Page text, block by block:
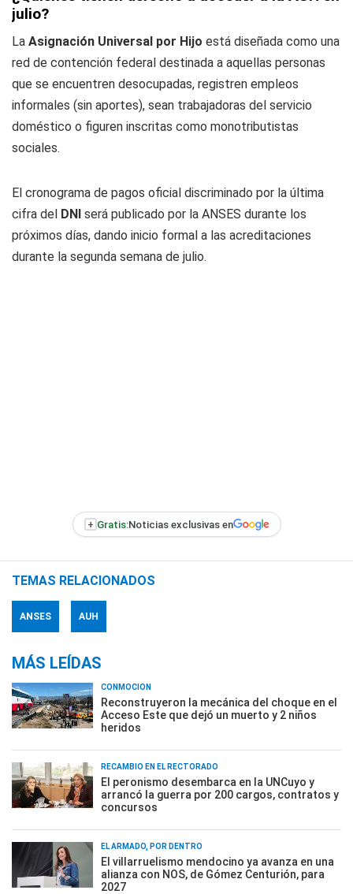
julio?
La Asignación Universal por Hijo está diseñada como una
red de contención federal destinada a aquellas personas
que se encuentren desocupadas, registren empleos
informales (sin aportes), sean trabajadoras del servicio
doméstico o figuren inscritas como monotributistas
sociales.
El cronograma de pagos oficial discriminado por la última
cifra del DNI será publicado por la ANSES durante los
próximos días, dando inicio formal a las acreditaciones
durante la segunda semana de julio.
+ Gratis:Noticias exclusivas en
TEMAS RELACIONADOS
ANSES AUH
MÁS LEÍDAS
CONMOCIÓN
Reconstruyeron la mecánica del choque en el
Acceso Este que dejó un muerto y 2 niños
heridos
RECAMBIO EN EL RECTORADO
El peronismo desembarca en la UNCuyo y
arrancó la guerra por 200 cargos, contratos y
concursos
EL ARMADO, POR DENTRO
El villarruelismo mendocino ya avanza en una
alianza con NOS, de Gómez Centurión, para
2027